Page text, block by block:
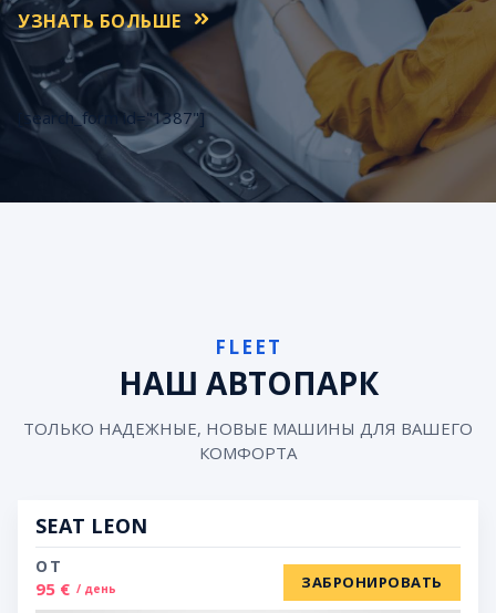
УЗНАТЬ БОЛЬШЕ
[search_form id="1387"]
FLEET
НАШ АВТОПАРК
ТОЛЬКО НАДЕЖНЫЕ, НОВЫЕ МАШИНЫ ДЛЯ ВАШЕГО
КОМФОРТА
SEAT LEON
ОТ
95 € / день ЗАБРОНИРОВАТЬ